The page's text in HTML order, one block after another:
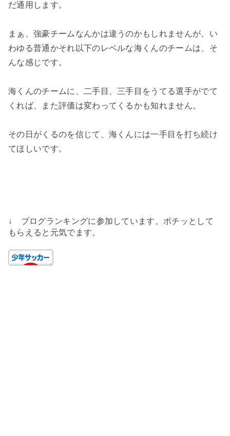
だ通用します。
まぁ、強豪チームなんかは違うのかもしれませんが、い
わゆる普通かそれ以下のレベルな海くんのチームは、そ
んな感じです。
海くんのチームに、二手目、三手目をうてる選手がでて
くれば、また評価は変わってくるかも知れません。
その日がくるのを信じて、海くんには一手目を打ち続け
てほしいです。
↓ ブログランキングに参加しています。ポチッとして
もらえると元気でます。